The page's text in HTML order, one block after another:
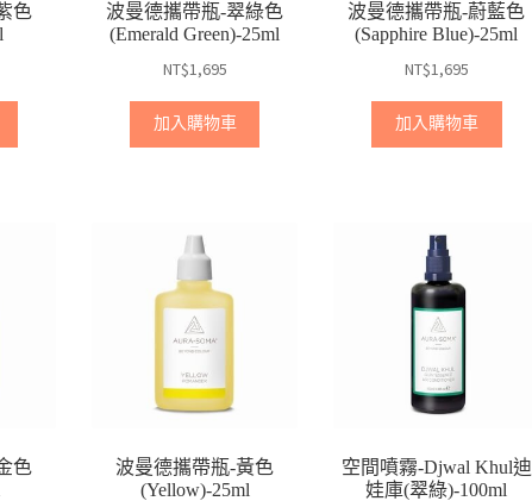
色
波曼德攜帶瓶-翠綠色
(Emerald Green)-25ml
NT$1,695
加入購物車
波曼德攜帶瓶-蔚藍色
(Sapphire Blue)-25ml
NT$1,695
加入購物車
色
波曼德攜帶瓶-黃色
(Yellow)-25ml
空間噴霧-Djwal Khul迪
娃庫(翠綠)-100ml